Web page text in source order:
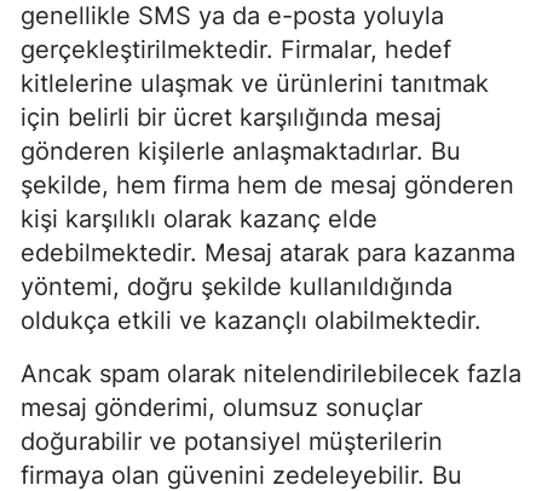
genellikle SMS ya da e-posta yoluyla
gerçekleştirilmektedir. Firmalar, hedef
kitlelerine ulaşmak ve ürünlerini tanıtmak
için belirli bir ücret karşılığında mesaj
gönderen kişilerle anlaşmaktadırlar. Bu
şekilde, hem firma hem de mesaj gönderen
kişi karşılıklı olarak kazanç elde
edebilmektedir. Mesaj atarak para kazanma
yöntemi, doğru şekilde kullanıldığında
oldukça etkili ve kazançlı olabilmektedir.
Ancak spam olarak nitelendirilebilecek fazla
mesaj gönderimi, olumsuz sonuçlar
doğurabilir ve potansiyel müşterilerin
firmaya olan güvenini zedeleyebilir. Bu